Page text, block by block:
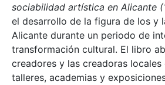
sociabilidad artística en Alicante
el desarrollo de la figura de los y
Alicante durante un periodo de
transformación cultural. El libro
creadores y las creadoras
talleres, academias y